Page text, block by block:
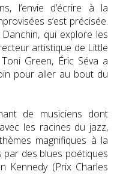
l’envie d’écrire à la
s’est précisée.
qui explore les
artistique de Little
Green, Éric Séva a
pour aller au bout du
de musiciens dont
les racines du jazz,
magnifiques à la
par des blues poétiques
Kennedy (Prix Charles